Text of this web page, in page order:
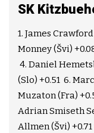
SK
1. James
Monney (Švi)
4. Daniel
(Slo) +0.51 6.
Muzaton (Fra)
Adrian Smiseth
Allmen (Švi) +0.71